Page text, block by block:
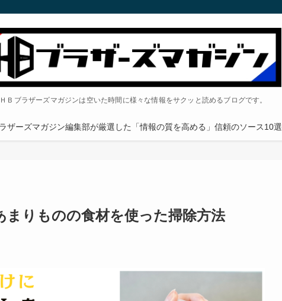
ＨＢブラザーズマガジンは空いた時間に様々な情報をサクッと読めるブログです。
ザーズマガジン編集部が厳選した「情報の質を高める」信頼のソース10選
まりものの食材を使った掃除方法